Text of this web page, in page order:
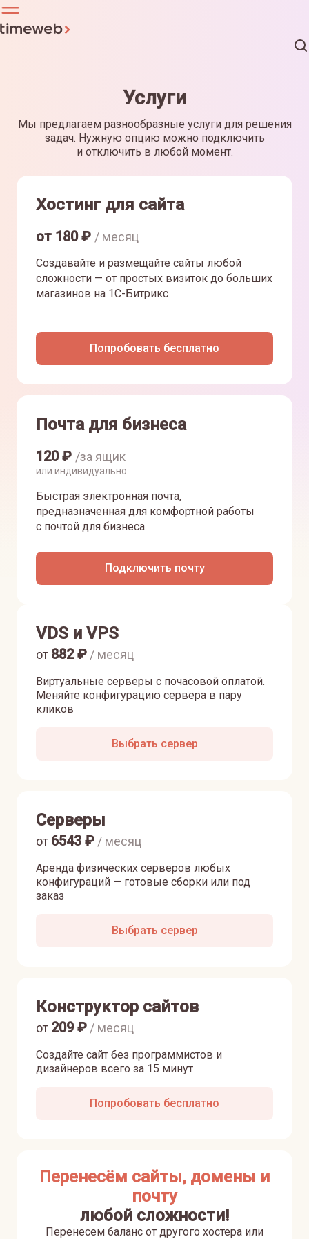
Услуги
Мы предлагаем разнообразные услуги для решения
задач. Нужную опцию можно подключить
и отключить в любой момент.
Хостинг для сайта
от 180₽ / месяц
Создавайте и размещайте сайты любой
сложности — от простых визиток до больших
магазинов на 1С-Битрикс
Попробовать бесплатно
Почта для бизнеса
120₽ /за ящик
или индивидуально
Быстрая электронная почта,
предназначенная для комфортной работы
с почтой для бизнеса
Подключить почту
VDS и VPS
Виртуальные серверы с почасовой оплатой.
Меняйте конфигурацию сервера в пару
кликов
от 882₽ / месяц
Выбрать сервер
Серверы
Аренда физических серверов любых
конфигураций — готовые сборки или под
заказ
от 6543 ₽ / месяц
Выбрать сервер
Конструктор сайтов
Создайте сайт без программистов и
дизайнеров всего за 15 минут
от 209₽ / месяц
Попробовать бесплатно
Перенесём сайты, домены и
почту
любой сложности!
Перенесем баланс от другого хостера или